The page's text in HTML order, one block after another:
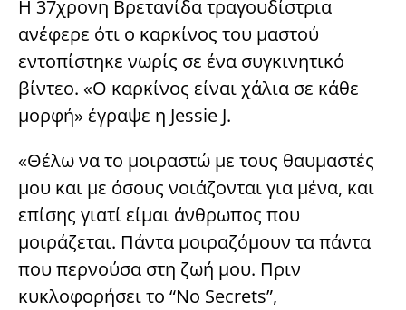
Η 37χρονη Βρετανίδα τραγουδίστρια
ανέφερε ότι ο καρκίνος του μαστού
εντοπίστηκε νωρίς σε ένα συγκινητικό
βίντεο. «Ο καρκίνος είναι χάλια σε κάθε
μορφή» έγραψε η Jessie J.
«Θέλω να το μοιραστώ με τους θαυμαστές
μου και με όσους νοιάζονται για μένα, και
επίσης γιατί είμαι άνθρωπος που
μοιράζεται. Πάντα μοιραζόμουν τα πάντα
που περνούσα στη ζωή μου. Πριν
κυκλοφορήσει το “No Secrets”,